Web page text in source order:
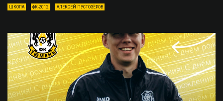
ШКОЛА ФК-2012 АЛЕКСЕЙ ПУСТОЗЁРОВ